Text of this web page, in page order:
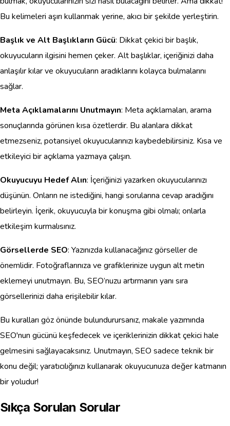
Bu kelimeleri aşırı kullanmak yerine, akıcı bir şekilde yerleştirin.
Başlık ve Alt Başlıkların Gücü: Dikkat çekici bir başlık,
okuyucuların ilgisini hemen çeker. Alt başlıklar, içeriğinizi daha
anlaşılır kılar ve okuyucuların aradıklarını kolayca bulmalarını
sağlar.
Meta Açıklamalarını Unutmayın: Meta açıklamaları, arama
sonuçlarında görünen kısa özetlerdir. Bu alanlara dikkat
etmezseniz, potansiyel okuyucularınızı kaybedebilirsiniz. Kısa ve
etkileyici bir açıklama yazmaya çalışın.
Okuyucuyu Hedef Alın: İçeriğinizi yazarken okuyucularınızı
düşünün. Onların ne istediğini, hangi sorularına cevap aradığını
belirleyin. İçerik, okuyucuyla bir konuşma gibi olmalı; onlarla
etkileşim kurmalısınız.
Görsellerde SEO: Yazınızda kullanacağınız görseller de
önemlidir. Fotoğraflarınıza ve grafiklerinize uygun alt metin
eklemeyi unutmayın. Bu, SEO’nuzu artırmanın yanı sıra
görsellerinizi daha erişilebilir kılar.
Bu kuralları göz önünde bulundurursanız, makale yazımında
SEO'nun gücünü keşfedecek ve içeriklerinizin dikkat çekici hale
gelmesini sağlayacaksınız. Unutmayın, SEO sadece teknik bir
konu değil; yaratıcılığınızı kullanarak okuyucunuza değer katmanın
bir yoludur!
Sıkça Sorulan Sorular